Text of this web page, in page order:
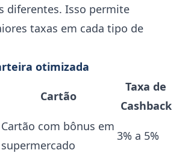
diferentes. Isso permite
taxas em cada tipo de
otimizada
Cartão
Taxa de
Cashback
Cartão com bônus em
supermercado
3% a 5%